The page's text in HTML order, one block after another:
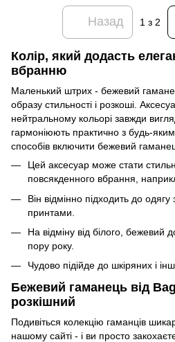
Назад 1 з 2
Колір, який додасть
вбранню
Маленький штрих - бежевий
образу стильності і розкоші.
нейтральному кольорі завжди
гармоніюють практично з будь-
способів включити бежевий
Цей аксесуар може стати
повсякденного вбрання,
Він відмінно підходить до
принтами.
На відміну від білого, бежевий
пору року.
Чудово підійде до шкіряних і
Бежевий гаманець від
розкішний
Подивіться колекцію гаманців
нашому сайті - і ви просто